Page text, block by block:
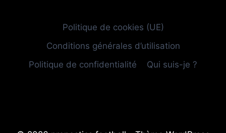
Politique de cookies (UE)
Conditions générales d’utilisation
Politique de confidentialité
Qui suis-je ?